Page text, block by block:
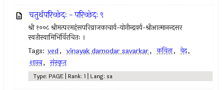
चतुर्थपरिच्छेदः - परिच्छेदः ९
श्री १००८ श्रीमत्परमहंसपरिव्राजकाचार्य-योगीन्द्रवर्य-श्रीआत्मानन्दसर
स्वतीस्वामिभिंर्विरचितः ।
Tags: ved, vinayak damodar savarkar, कविता, वेद,
शास्त्र, संस्कृत
Type: PAGE | Rank: 1 | Lang: sa